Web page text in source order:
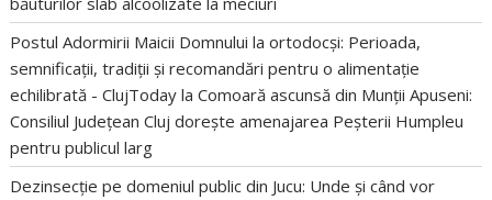
Postul Adormirii Maicii Domnului la ortodocși: Perioada,
semnificații, tradiții și recomandări pentru o alimentație
echilibrată - ClujToday laComoară ascunsă din Munții Apuseni:
Consiliul Județean Cluj dorește amenajarea Peșterii Humpleu
pentru publicul larg
Dezinsecție pe domeniul public din Jucu: Unde și când vor